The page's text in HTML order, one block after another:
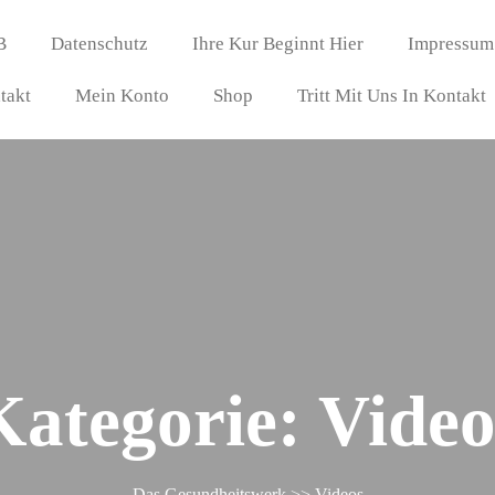
Datenschutz Ihre Kur Beginnt Hier Impressum
Mein Konto Shop Tritt Mit Uns In Kontakt